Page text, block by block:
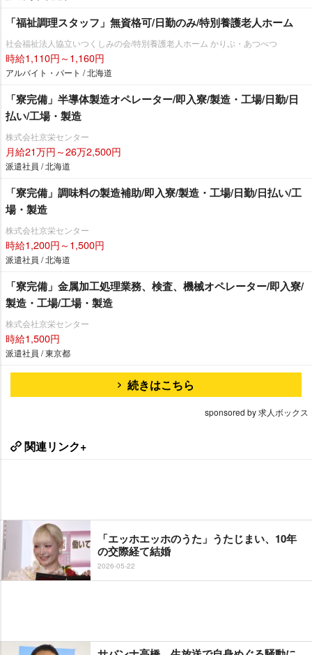
「福祉調理スタッフ」無資格可/日勤のみ/特別養護老人ホーム
社会福祉法人協立いつくしみの会/特別養護老人ホーム かりぷ・あつべつ
時給1,110円～1,160円
アルバイト・パート / 北海道
「寮完備」半導体製造オペレーター/即入寮/製造・工場/日勤/日
払い/工場・製造
株式会社京栄センター
月給21万円～26万2,500円
派遣社員 / 北海道
「寮完備」調味料の製造補助/即入寮/製造・工場/日勤/日払い/工
場・製造
株式会社京栄センター
時給1,200円～1,500円
派遣社員 / 北海道
「寮完備」金属加工処理業務、検査、機械オペレーター/即入寮/
製造・工場/工場・製造
株式会社京栄センター
時給1,500円
派遣社員 / 東京都
続きはこちら
sponsored by 求人ボックス
関連リンク+
「エッホエッホのうた」うたじまい、10年
の交際経て結婚
2026-05-22